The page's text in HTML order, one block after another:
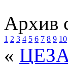
Архив
1 2 3 4 5 6 7 8 9 10
«